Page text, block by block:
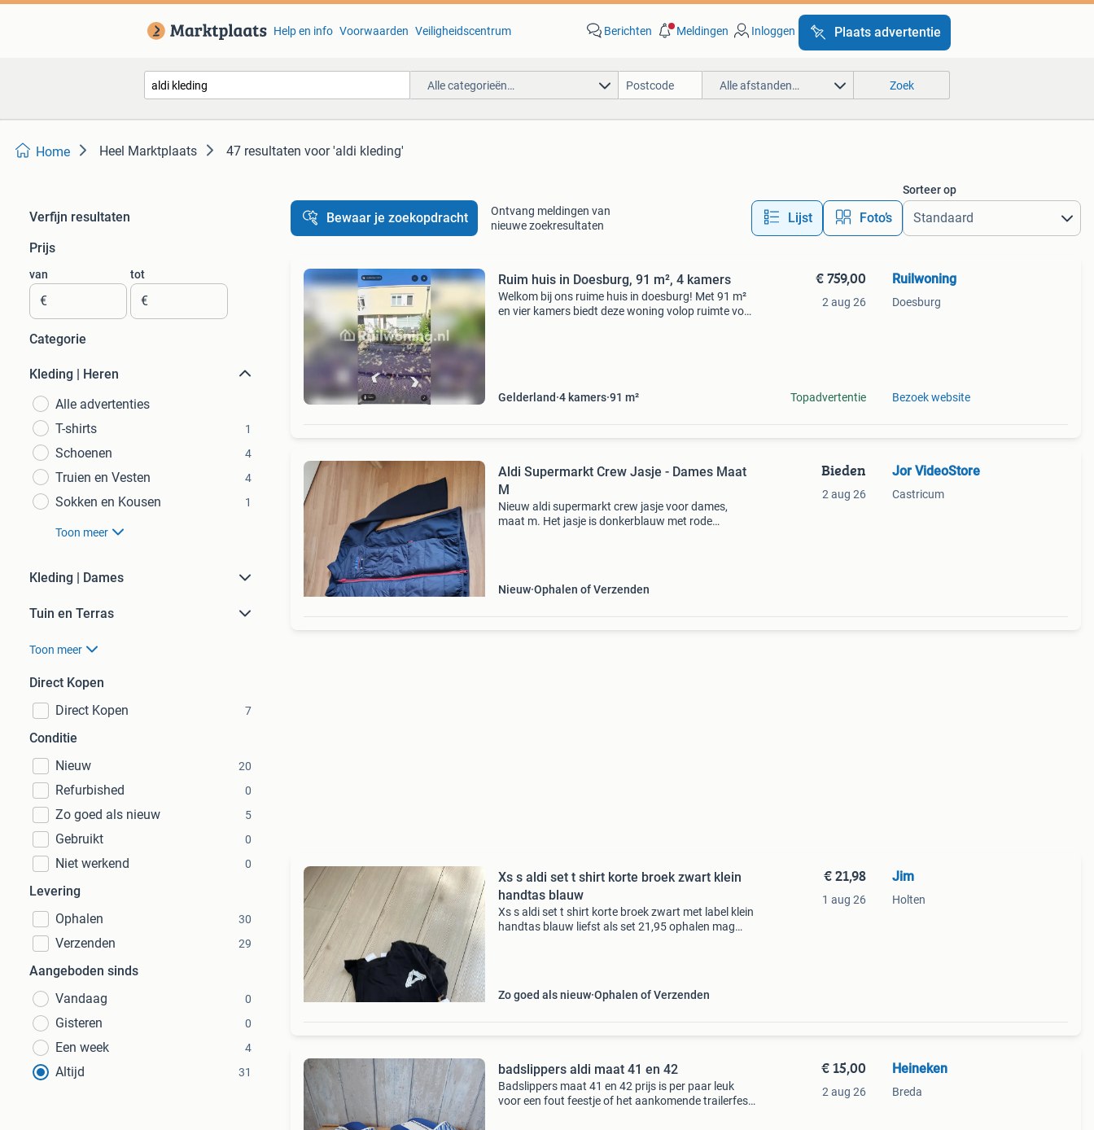
Help en info Voorwaarden Veiligheidscentrum Berichten Meldingen Inloggen Plaats advertentie
Alle categorieën… Alle afstanden… Zoek
Home Heel Marktplaats 47 resultaten voor 'aldi kleding'
Verfijn resultaten
Prijs
van
€
tot
€
Categorie
Kleding | Heren
Alle advertenties
T-shirts
1
Schoenen 4
Truien en Vesten 4
Sokken en Kousen 1
Toon meer
Kleding | Dames
Tuin en Terras
Toon meer
Direct Kopen
Direct Kopen
7
Conditie
Nieuw
20
Refurbished 0
Zo goed als nieuw 5
Gebruikt 0
Niet werkend 0
Levering
Ophalen
30
Verzenden 29
Aangeboden sinds
Vandaag
0
Gisteren 0
Een week 4
Altijd 31
Bewaar je zoekopdracht
Ontvang meldingen van
nieuwe zoekresultaten
Lijst Foto’s
Sorteer op
Ruim huis in Doesburg, 91 m², 4 kamers
Welkom bij ons ruime huis in doesburg! Met 91 m²
en vier kamers biedt deze woning volop ruimte voor
Gelderland 4 kamers 91 m²
€ 759,00
2 aug 26
Topadvertentie
Ruilwoning
Doesburg
Bezoek website
Aldi Supermarkt Crew Jasje - Dames Maat
M
Nieuw aldi supermarkt crew jasje voor dames,
maat m. Het jasje is donkerblauw met rode
Nieuw Ophalen of Verzenden
Bieden
2 aug 26
Jor VideoStore
Castricum
Xs s aldi set t shirt korte broek zwart klein
handtas blauw
Xs s aldi set t shirt korte broek zwart met label klein
handtas blauw liefst als set 21,95 ophalen mag
Zo goed als nieuw Ophalen of Verzenden
€ 21,98
1 aug 26
Jim
Holten
badslippers aldi maat 41 en 42
Badslippers maat 41 en 42 prijs is per paar leuk
voor een fout feestje of het aankomende trailerfest
€ 15,00
2 aug 26
Heineken
Breda